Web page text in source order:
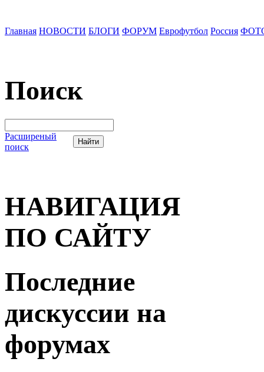
Главная НОВОСТИ БЛОГИ ФОРУМ Еврофутбол Россия
Поиск
Расширеный
поиск
НАВИГАЦИЯ
ПО САЙТУ
Последние
дискуссии на
форумах